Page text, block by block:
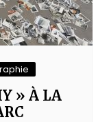
» À LA